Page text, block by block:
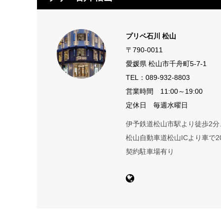
プリベ石川 松山
〒790-0011
愛媛県 松山市千舟町5-7-1
TEL： 089-932-8803
営業時間 11:00～19:00
定休日 毎週水曜日
伊予鉄道松山市駅より徒歩2分
松山自動車道松山ICより車で
契約駐車場有り